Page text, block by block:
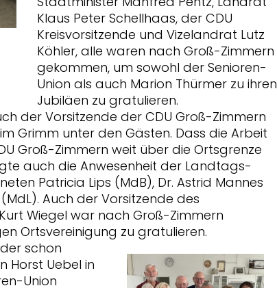
Klaus Peter Schellhaas, der CDU
Kreisvorsitzende und Vizelandrat Lutz
Köhler, alle waren nach Groß-Zimmern
gekommen, um sowohl der Senioren-
Union als auch Marion Thürmer zu ihren
Jubiläen zu gratulieren.
der Vorsitzende der CDU Groß-Zimmern
Grimm unter den Gästen. Dass die Arbeit
Groß-Zimmern weit über die Ortsgrenze
auch die Anwesenheit der Landtags-
Patricia Lips (MdB), Dr. Astrid Mannes
Auch der Vorsitzende des
Wiegel war nach Groß-Zimmern
Ortsvereinigung zu gratulieren.
schon
Horst Uebel in
Union